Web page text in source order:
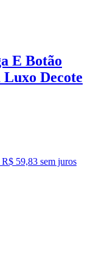
E Botão
Decote
R$ 59,83 sem juros